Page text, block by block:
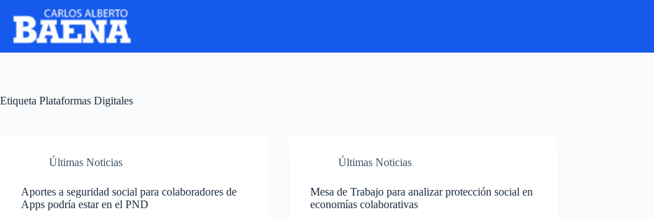
Etiqueta Plataformas Digitales
Últimas Noticias
Aportes a seguridad social para colaboradores de
Apps podría estar en el PND
Últimas Noticias
Mesa de Trabajo para analizar protección social en
economías colaborativas